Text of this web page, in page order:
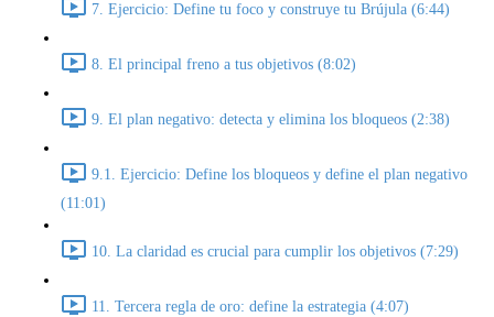
7. Ejercicio: Define tu foco y construye tu Brújula (6:44)
8. El principal freno a tus objetivos (8:02)
9. El plan negativo: detecta y elimina los bloqueos (2:38)
9.1. Ejercicio: Define los bloqueos y define el plan negativo
(11:01)
10. La claridad es crucial para cumplir los objetivos (7:29)
11. Tercera regla de oro: define la estrategia (4:07)